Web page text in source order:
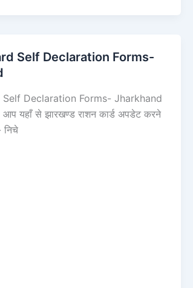
Self Declaration Forms-
Self Declaration Forms- Jharkhand
यहाँ से झारखण्ड राशन कार्ड अपडेट करने
निचे